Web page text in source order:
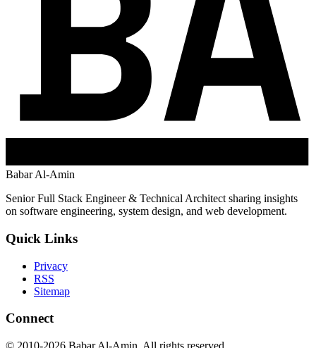
Babar Al-Amin
Senior Full Stack Engineer & Technical Architect sharing insights
on software engineering, system design, and web development.
Quick Links
Privacy
RSS
Sitemap
Connect
© 2010-2026 Babar Al-Amin. All rights reserved.